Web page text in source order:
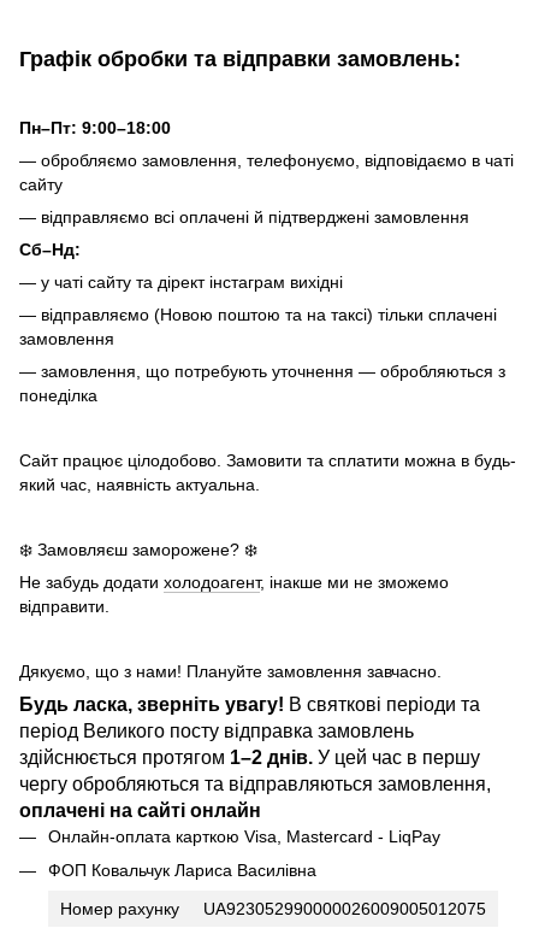
Графік обробки та відправки замовлень:
Пн–Пт: 9:00–18:00
— обробляємо замовлення, телефонуємо, відповідаємо в чаті
сайту
— відправляємо всі оплачені й підтверджені замовлення
Сб–Нд:
— у чаті сайту та дірект інстаграм вихідні
— відправляємо (Новою поштою та на таксі) тільки сплачені
замовлення
— замовлення, що потребують уточнення — обробляються з
понеділка
Сайт працює цілодобово. Замовити та сплатити можна в будь-
який час, наявність актуальна.
❄️ Замовляєш заморожене? ❄️
Не забудь додати холодоагент, інакше ми не зможемо
відправити.
Дякуємо, що з нами! Плануйте замовлення завчасно.
Будь ласка, зверніть увагу! В святкові періоди та
період Великого посту відправка замовлень
здійснюється протягом 1–2 днів. У цей час в першу
чергу обробляються та відправляються замовлення,
оплачені на сайті онлайн
Онлайн-оплата карткою Visa, Mastercard - LiqPay
ФОП Ковальчук Лариса Василівна
Номер рахунку
UA923052990000026009005012075